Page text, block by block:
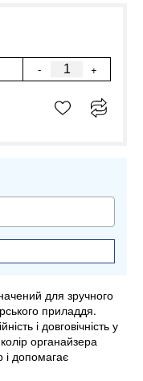
- +
для зручного
приладдя.
і довговічність у
органайзера
і допомагає